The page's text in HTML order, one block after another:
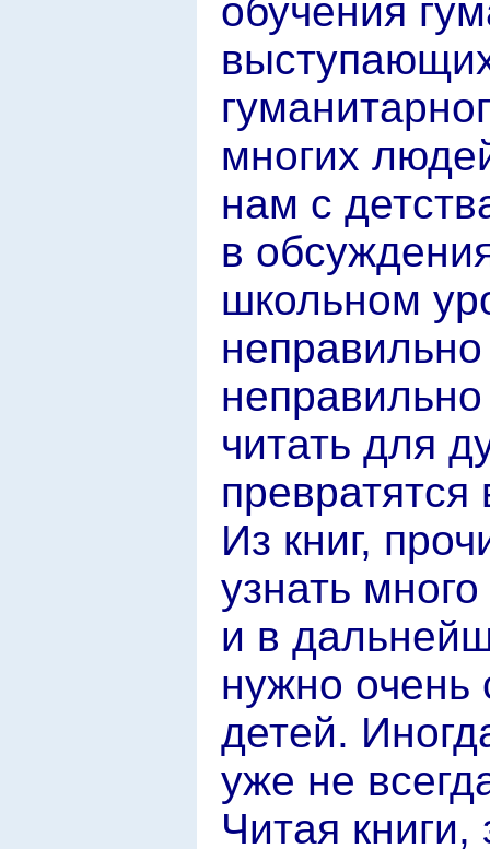
обучения
многих
нам с
в
школьном
читать для
Из книг,
узнать
и в
нужно очень
детей.
уже не
Читая